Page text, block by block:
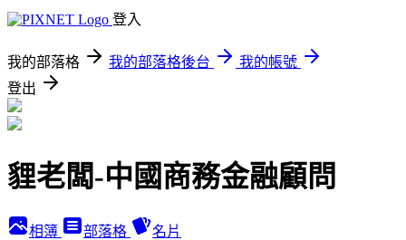
登入
我的部落格 我的部落格後台
我的帳號
登出
貍老闆-中國商務金融顧問
相簿 部落格 名片